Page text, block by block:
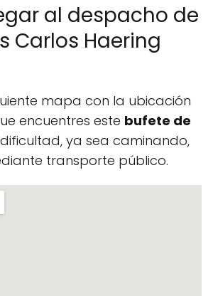
al despacho de
Carlos Haering
mapa con la ubicación
encuentres este bufete de
ya sea caminando,
transporte público.